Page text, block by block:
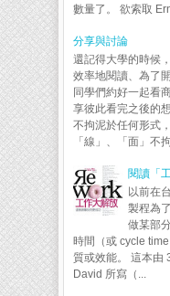
數量了。 欲索取
分享與討論
還記得大學的時候
效率地閱讀、為了
同學們約好一起看
享彼此看完之後的
不拘泥於任何形式
「線」、「面」不
閱讀「
以前在
製程為
做某部
時間（或 cycle
質或效能。 這本由
David 所寫（...